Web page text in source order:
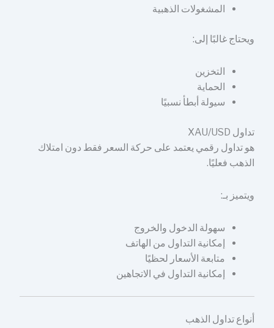
المشغولات الذهبية
ويحتاج غالبًا إلى:
التخزين
الحماية
سيولة أبطأ نسبيًا
تداول XAU/USD
هو تداول رقمي يعتمد على حركة السعر فقط دون امتلاك
الذهب فعليًا.
ويتميز بـ:
سهولة الدخول والخروج
إمكانية التداول من الهاتف
متابعة الأسعار لحظيًا
إمكانية التداول في الاتجاهين
أنواع تداول الذهب